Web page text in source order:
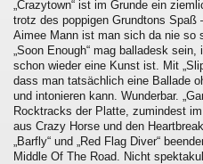
„Crazytown“ ist im Grunde ein
trotz des poppigen Grundtons Spaß
Aimee Mann ist man sich da nie so
„Soon Enough“ mag balladesk
schon wieder eine Kunst ist. Mit
dass man tatsächlich eine Ballade
und intonieren kann. Wunderbar.
Rocktracks der Platte, zumindest
aus Crazy Horse und den
„Barfly“ und „Red Flag Diver“
Middle Of The Road. Nicht